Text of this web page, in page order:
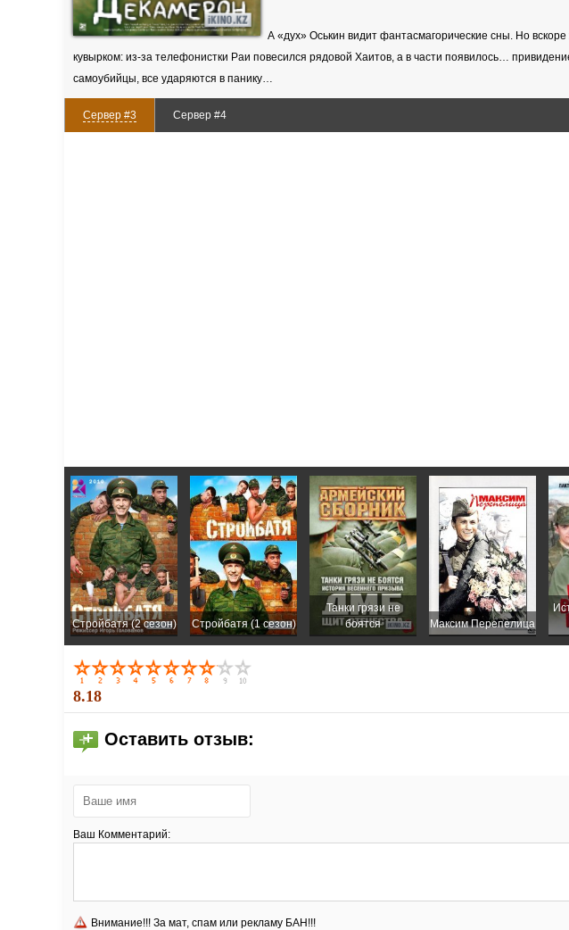
А «дух» Оськин видит фантасмагорические сны. Но
кувырком: из-за телефонистки Раи повесился рядовой Хаитов, а в части появилось…
самоубийцы, все ударяются в панику…
Сервер #3 Сервер #4
Стройбатя (2 cезон) Стройбатя (1 сезон)
Танки грязи не
боятся
Максим Перепелица
8.18
Оставить отзыв:
Ваш Комментарий:
Внимание!!! За мат, спам или рекламу БАН!!!